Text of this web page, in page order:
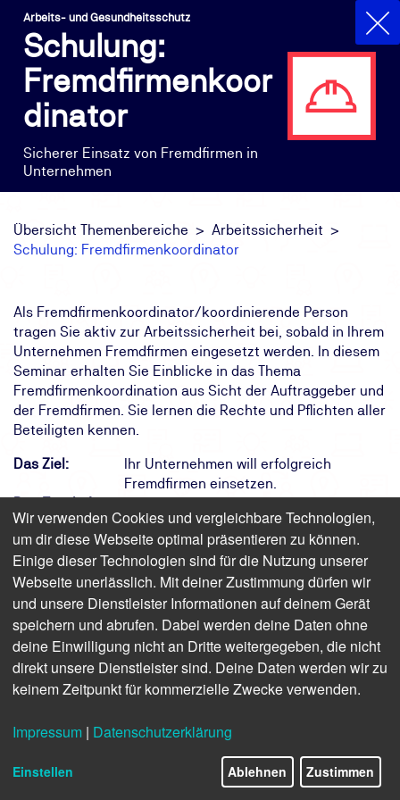
Arbeits- und Gesundheitsschutz
Schulung:
Fremdfirmenkoor
dinator
Sicherer Einsatz von Fremdfirmen in
Unternehmen
Übersicht Themenbereiche
Arbeitssicherheit
Schulung: Fremdfirmenkoordinator
Als Fremdfirmenkoordinator/koordinierende Person
tragen Sie aktiv zur Arbeitssicherheit bei, sobald in Ihrem
Unternehmen Fremdfirmen eingesetzt werden. In diesem
Seminar erhalten Sie Einblicke in das Thema
Fremdfirmenkoordination aus Sicht der Auftraggeber und
der Fremdfirmen. Sie lernen die Rechte und Pflichten aller
Beteiligten kennen.
Das Ziel:
Ihr Unternehmen will erfolgreich
Fremdfirmen einsetzen.
rechtliche Grundlagen und reduzieren
Sicherheitsrisiken
Ihr Weg:
Eintägiges Seminar der TÜV NORD
Akademie mit Teilnahmebescheinigung
Finden Sie freie Termine für das Seminar
Schulung: Fremdfirmenkoordinator
Sicherer Einsatz von Fremdfirmen in
Präsenz/Online | 1 Tag | ab 761,60 € inkl. USt.
Wir verwenden Cookies und vergleichbare Technologien,
um dir diese Webseite optimal präsentieren zu können.
Einige dieser Technologien sind für die Nutzung unserer
Webseite unerlässlich. Mit deiner Zustimmung dürfen wir
und unsere Dienstleister Informationen auf deinem Gerät
speichern und abrufen. Dabei werden deine Daten ohne
deine Einwilligung nicht an Dritte weitergegeben, die nicht
direkt unsere Dienstleister sind. Deine Daten werden wir zu
keinem Zeitpunkt für kommerzielle Zwecke verwenden.
Impressum | Datenschutzerklärung
Einstellen Ablehnen Zustimmen